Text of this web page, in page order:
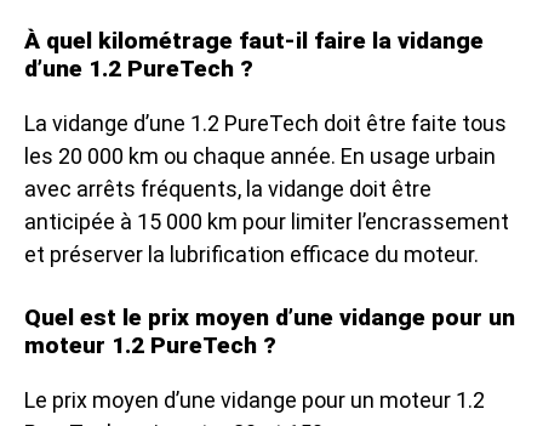
À quel kilométrage faut-il faire la vidange
d’une 1.2 PureTech ?
La vidange d’une 1.2 PureTech doit être faite tous
les 20 000 km ou chaque année. En usage urbain
avec arrêts fréquents, la vidange doit être
anticipée à 15 000 km pour limiter l’encrassement
et préserver la lubrification efficace du moteur.
Quel est le prix moyen d’une vidange pour un
moteur 1.2 PureTech ?
Le prix moyen d’une vidange pour un moteur 1.2